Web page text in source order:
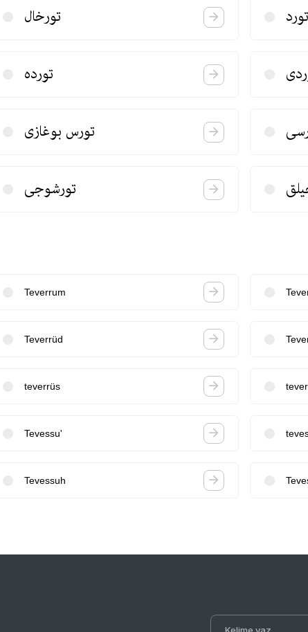
تورخال تورد
تورده
تورس بوغازی
تورشوجی
Teverrum
Teverrüd
teverrüs
Tevessu'
Tevessuh